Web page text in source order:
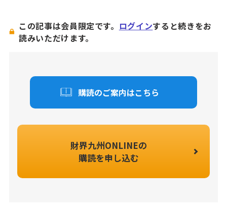
この記事は会員限定です。 ログインすると続きをお
読みいただけます。
購読のご案内はこちら
財界九州ONLINEの
購読を申し込む